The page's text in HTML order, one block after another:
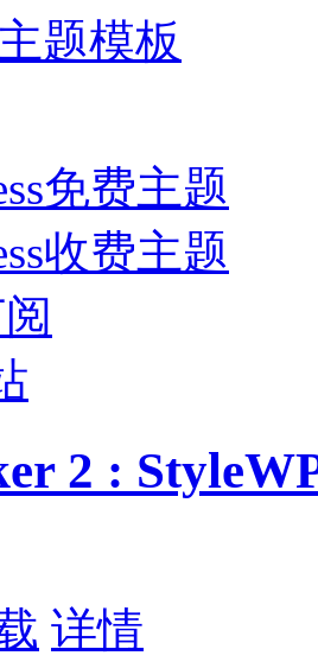
题模板
免费主题
收费主题
2 :
详情